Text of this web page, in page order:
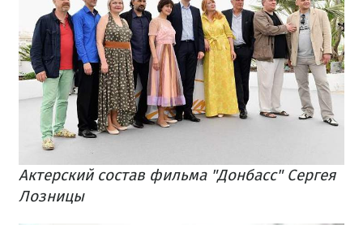
Актерский состав фильма "Донбасс" Сергея
Лозницы